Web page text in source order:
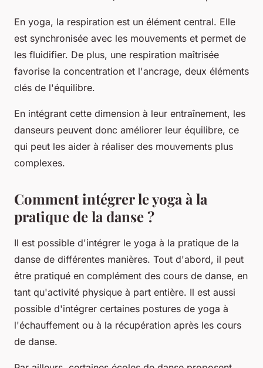
En yoga, la respiration est un élément central. Elle
est synchronisée avec les mouvements et permet de
les fluidifier. De plus, une respiration maîtrisée
favorise la concentration et l'ancrage, deux éléments
clés de l'équilibre.
En intégrant cette dimension à leur entraînement, les
danseurs peuvent donc améliorer leur équilibre, ce
qui peut les aider à réaliser des mouvements plus
complexes.
Comment intégrer le yoga à la
pratique de la danse ?
Il est possible d'intégrer le yoga à la pratique de la
danse de différentes manières. Tout d'abord, il peut
être pratiqué en complément des cours de danse, en
tant qu'activité physique à part entière. Il est aussi
possible d'intégrer certaines postures de yoga à
l'échauffement ou à la récupération après les cours
de danse.